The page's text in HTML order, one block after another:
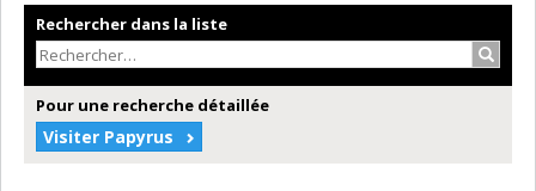
Rechercher dans la liste
Pour une recherche détaillée
Visiter Papyrus